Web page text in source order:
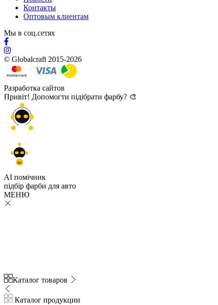
Контакты
Оптовым клиентам
Мы в соц.сетях
© Globalcraft 2015-2026
Разработка сайтов
Привіт! Допомогти підібрати фарбу? 🎨
GC
AI помічник
підбір фарби для авто
МЕНЮ
Каталог товаров
Каталог продукции